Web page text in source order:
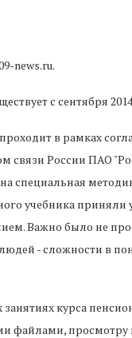
news.ru.
с сентября
в рамках
связи России ПАО
специальная
учебника приняли
Важно было не
- сложности в
курса
файлами,